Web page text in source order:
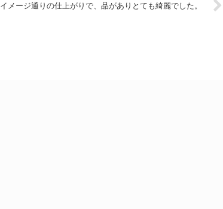
イメージ通りの仕上がりで、品がありとても綺麗でした。